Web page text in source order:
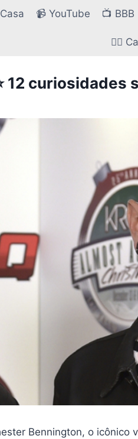
📹 YouTube 📺 BBB
🕵️‍♂️
12 curiosidades
Bennington, o icônico